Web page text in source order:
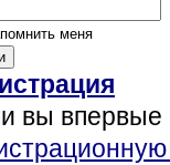
меня
вы впервые